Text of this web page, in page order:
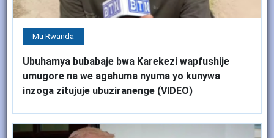
Mu Rwanda
Ubuhamya bubabaje bwa Karekezi wapfushije
umugore na we agahuma nyuma yo kunywa
inzoga zitujuje ubuziranenge (VIDEO)